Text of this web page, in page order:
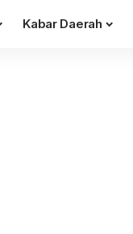
Kabar Daerah